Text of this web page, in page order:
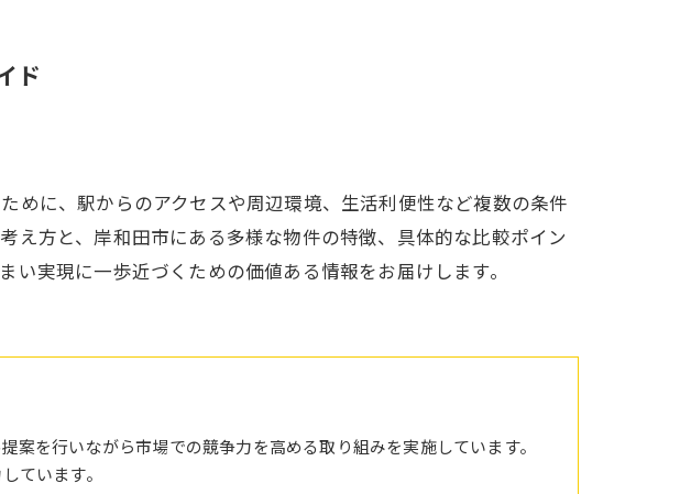
ド
めに、駅からのアクセスや周辺環境、生活利便性など複数の条件
方と、岸和田市にある多様な物件の特徴、具体的な比較ポイン
実現に一歩近づくための価値ある情報をお届けします。
を行いながら市場での競争力を高める取り組みを実施しています。
ています。